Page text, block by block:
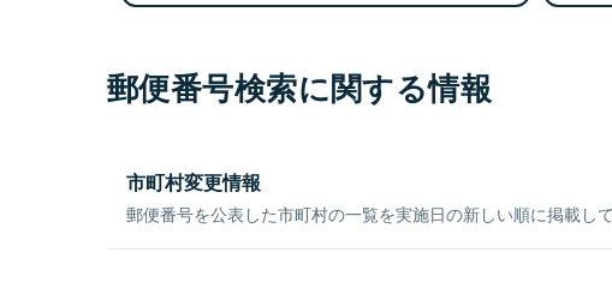
郵便番号検索に関する情報
市町村変更情報
郵便番号を公表した市町村の一覧を実施日の新しい順に掲載して